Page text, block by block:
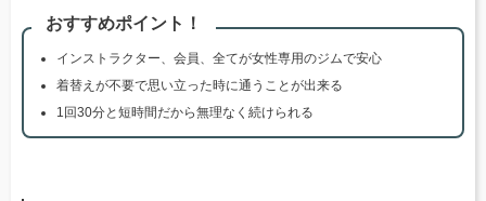
おすすめポイント！
インストラクター、会員、全てが女性専用のジムで安心
着替えが不要で思い立った時に通うことが出来る
1回30分と短時間だから無理なく続けられる